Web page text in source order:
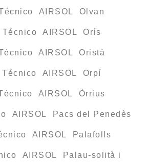
AIRSOL Olvan
Técnico AIRSOL Orís
AIRSOL Oristà
Técnico AIRSOL Orpí
AIRSOL Òrrius
AIRSOL Pacs del Penedès
AIRSOL Palafolls
AIRSOL Palau-solità i